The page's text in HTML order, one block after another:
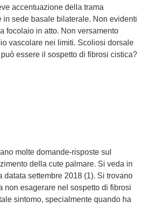
accentuazione della trama
in sede basale bilaterale. Non evidenti
focolaio in atto. Non versamento
vascolare nei limiti. Scoliosi dorsale
essere il sospetto di fibrosi cistica?
molte domande-risposte sul
della cute palmare. Si veda in
datata settembre 2018 (1). Si trovano
non esagerare nel sospetto di fibrosi
sintomo, specialmente quando ha